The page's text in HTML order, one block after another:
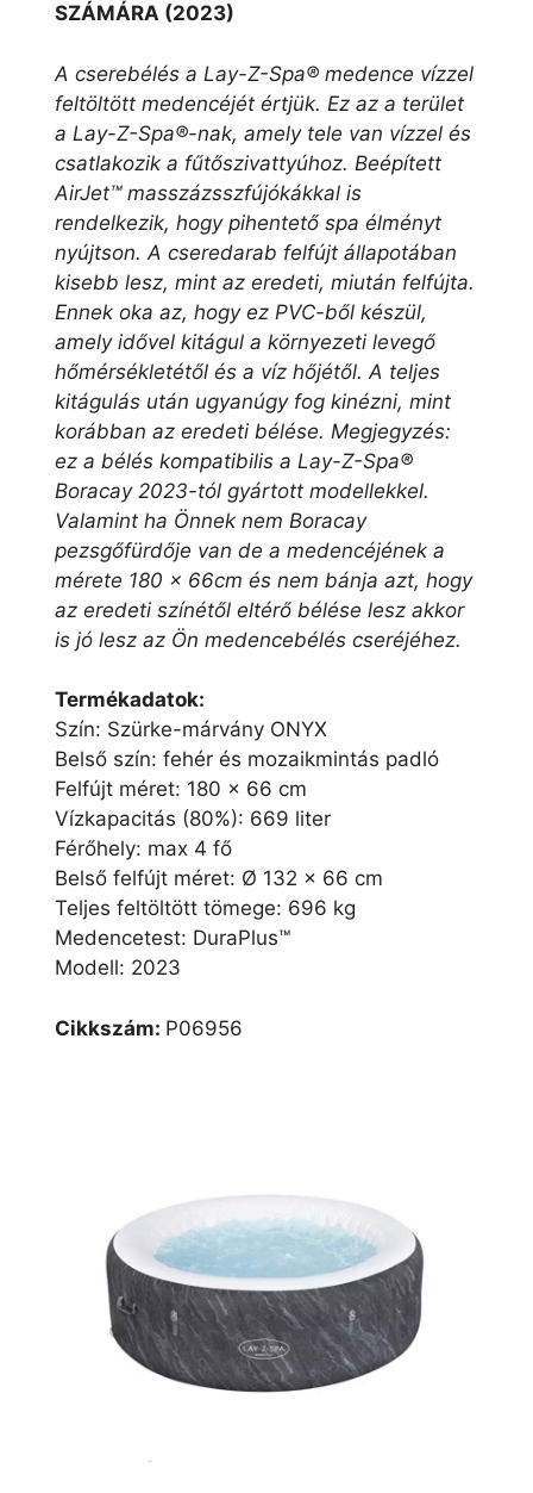
SZÁMÁRA (2023)
A cserebélés a Lay-Z-Spa® medence vízzel
feltöltött medencéjét értjük. Ez az a terület
a Lay-Z-Spa®-nak, amely tele van vízzel és
csatlakozik a fűtőszivattyúhoz. Beépített
AirJet™ masszázsszfújókákkal is
rendelkezik, hogy pihentető spa élményt
nyújtson. A cseredarab felfújt állapotában
kisebb lesz, mint az eredeti, miután felfújta.
Ennek oka az, hogy ez PVC-ből készül,
amely idővel kitágul a környezeti levegő
hőmérsékletétől és a víz hőjétől. A teljes
kitágulás után ugyanúgy fog kinézni, mint
korábban az eredeti bélése. Megjegyzés:
ez a bélés kompatibilis a Lay-Z-Spa®
Boracay 2023-tól gyártott modellekkel.
Valamint ha Önnek nem Boracay
pezsgőfürdője van de a medencéjének a
mérete 180 x 66cm és nem bánja azt, hogy
az eredeti színétől eltérő bélése lesz akkor
is jó lesz az Ön medencebélés cseréjéhez.
Termékadatok:
Szín: Szürke-márvány ONYX
Belső szín: fehér és mozaikmintás padló
Felfújt méret: 180 x 66 cm
Vízkapacitás (80%): 669 liter
Férőhely: max 4 fő
Belső felfújt méret: Ø 132 x 66 cm
Teljes feltöltött tömege: 696 kg
Medencetest: DuraPlus™
Modell: 2023
Cikkszám: P06956